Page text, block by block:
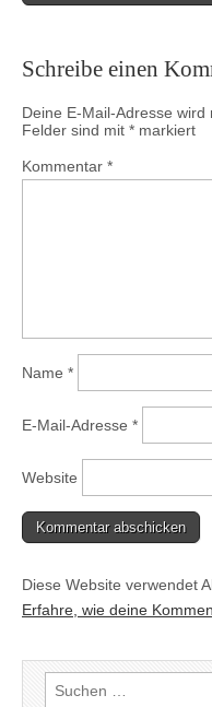
Schreibe einen
Deine E-Mail-Adresse wird
Felder sind mit * markiert
Kommentar *
Name *
E-Mail-Adresse *
Website
Diese Website verwendet
Erfahre, wie deine
Suchen